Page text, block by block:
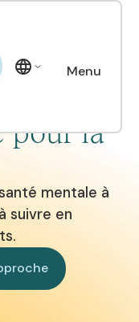
Menu
pour la
mentale à
suivre en
Notre approche